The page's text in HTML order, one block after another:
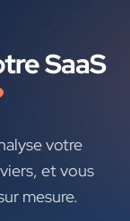
SaaS
votre
et vous
mesure.